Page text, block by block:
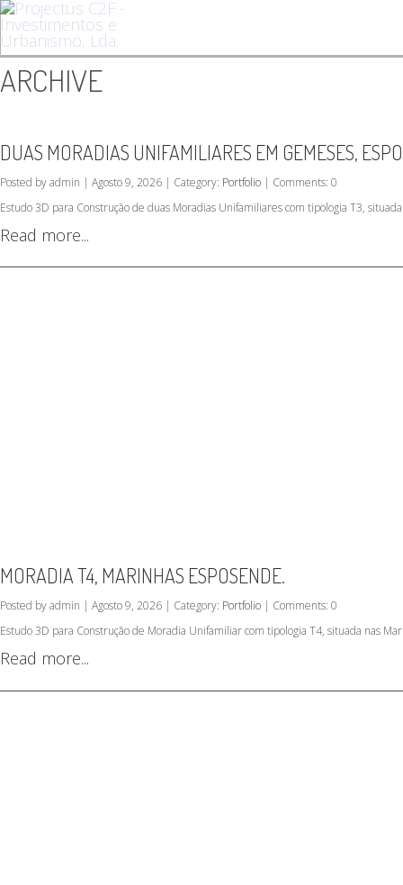
ARCHIVE
DUAS MORADIAS UNIFAMILIARES EM GEMESES,
Posted by admin | Agosto 9, 2026 | Category: Portfolio | Comments: 0
Estudo 3D para Construção de duas Moradias Unifamiliares com tipologia T3,
Read more...
MORADIA T4, MARINHAS ESPOSENDE.
Posted by admin | Agosto 9, 2026 | Category: Portfolio | Comments: 0
Estudo 3D para Construção de Moradia Unifamiliar com tipologia T4, situada nas
Read more...